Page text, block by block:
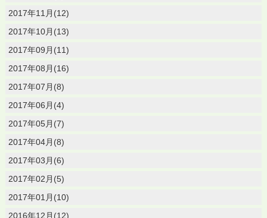
2017年11月(12)
2017年10月(13)
2017年09月(11)
2017年08月(16)
2017年07月(8)
2017年06月(4)
2017年05月(7)
2017年04月(8)
2017年03月(6)
2017年02月(5)
2017年01月(10)
2016年12月(12)